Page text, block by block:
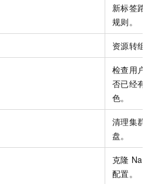
新标签路
规则。
资源转组
检查用户
否已经有
色。
清理集群
盘。
克隆
配置。